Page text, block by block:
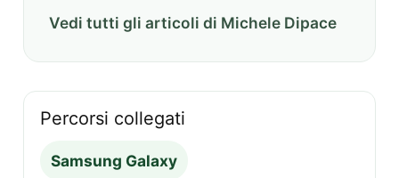
Vedi tutti gli articoli di Michele Dipace
Percorsi collegati
Samsung Galaxy